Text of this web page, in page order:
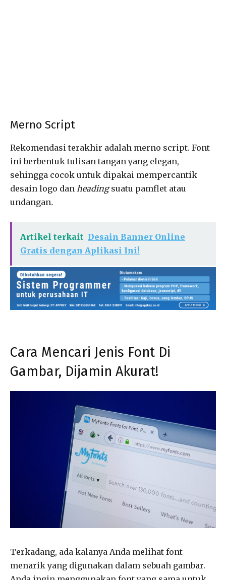
Merno Script
Rekomendasi terakhir adalah merno script. Font
ini berbentuk tulisan tangan yang elegan,
sehingga cocok untuk dipakai mempercantik
desain logo dan headingsuatu pamflet atau
undangan.
Artikel terkait Desain Banner Online
Gratis dengan Aplikasi Ini!
Cara Mencari Jenis Font Di
Gambar, Dijamin Akurat!
Terkadang, ada kalanya Anda melihat font
menarik yang digunakan dalam sebuah gambar.